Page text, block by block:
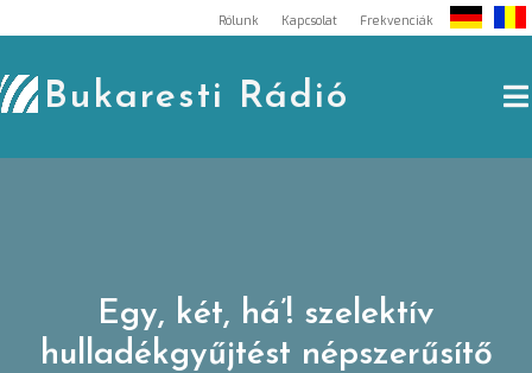
to
content
Rólunk Kapcsolat Frekvenciák
Bukaresti Rádió
Egy, két, há’! szelektív
hulladékgyűjtést népszerűsítő